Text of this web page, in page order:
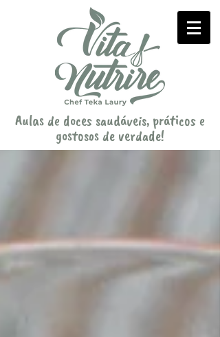
Aulas de doces saudáveis, práticos e
gostosos de verdade!